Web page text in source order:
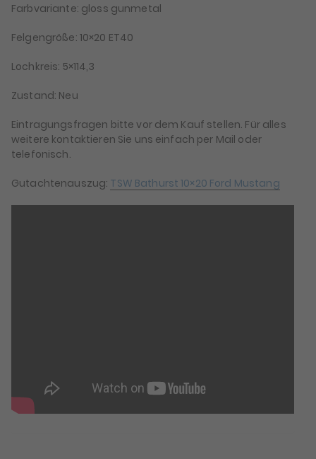
Farbvariante: gloss gunmetal
Felgengröße: 10×20 ET40
Lochkreis: 5×114,3
Zustand: Neu
Eintragungsfragen bitte vor dem Kauf stellen. Für alles
weitere kontaktieren Sie uns einfach per Mail oder
telefonisch.
Gutachtenauszug: TSW Bathurst 10×20 Ford Mustang